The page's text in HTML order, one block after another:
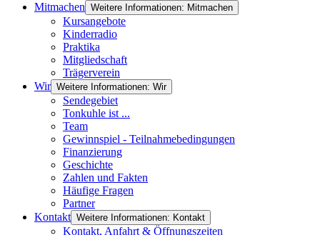
Mitmachen Weitere Informationen: Mitmachen
Kursangebote
Kinderradio
Praktika
Mitgliedschaft
Trägerverein
Wir Weitere Informationen: Wir
Sendegebiet
Tonkuhle ist ...
Team
Gewinnspiel - Teilnahmebedingungen
Finanzierung
Geschichte
Zahlen und Fakten
Häufige Fragen
Partner
Kontakt Weitere Informationen: Kontakt
Kontakt, Anfahrt & Öffnungszeiten